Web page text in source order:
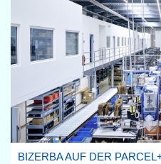
BIZERBA AUF DER